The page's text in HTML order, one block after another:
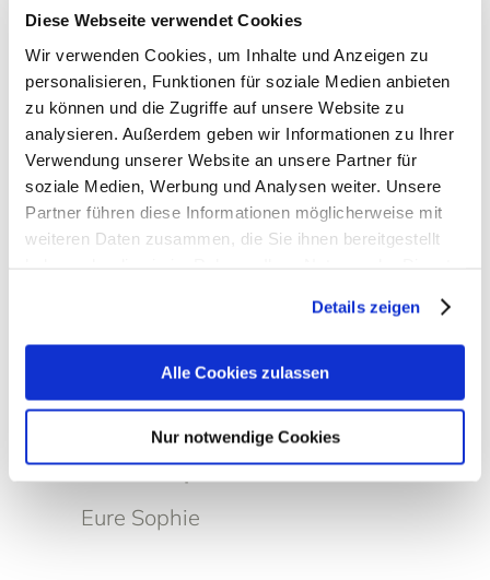
Diese Webseite verwendet Cookies
Wir verwenden Cookies, um Inhalte und Anzeigen zu
personalisieren, Funktionen für soziale Medien anbieten
zu können und die Zugriffe auf unsere Website zu
analysieren. Außerdem geben wir Informationen zu Ihrer
Verwendung unserer Website an unsere Partner für
soziale Medien, Werbung und Analysen weiter. Unsere
Partner führen diese Informationen möglicherweise mit
weiteren Daten zusammen, die Sie ihnen bereitgestellt
Details zeigen
Alle Cookies zulassen
Nur notwendige Cookies
INFO
In meinem Blog gebe ich
exklusive Einblicke in die Welt
der Hochzeitsplanung und da
die Planungszeit sehr persönlich
Bride´s-to-be,
undBrautpaare.
Eure Sophie